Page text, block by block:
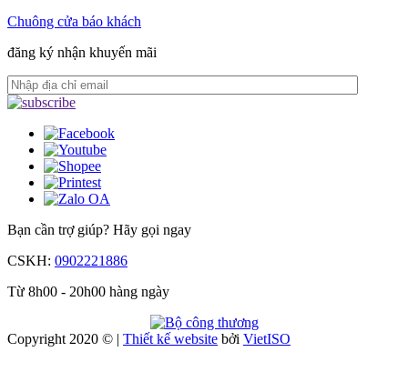
Chuông cửa báo khách
đăng ký nhận khuyến mãi
Bạn cần trợ giúp? Hãy gọi ngay
CSKH: 0902221886
Từ 8h00 - 20h00 hàng ngày
Copyright 2020 © | Thiết kế website bởi VietISO